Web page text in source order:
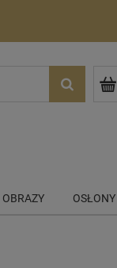
OBRAZY OSŁONY